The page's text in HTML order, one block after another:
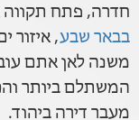
חדרה, פתח תקווה
בבאר שבע, איזור
משנה לאן אתם
המשתלם ביותר
מעבר דירה ביהוד.